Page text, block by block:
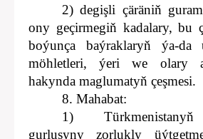
2) degişli çäräniň
ony geçirmegiň kadalary, bu
boýunça baýraklaryň ýa-da
möhletleri, ýeri we olary
hakynda maglumatyň çeşmesi.
8. Mahabat:
1)
gurluşyny zorlukly